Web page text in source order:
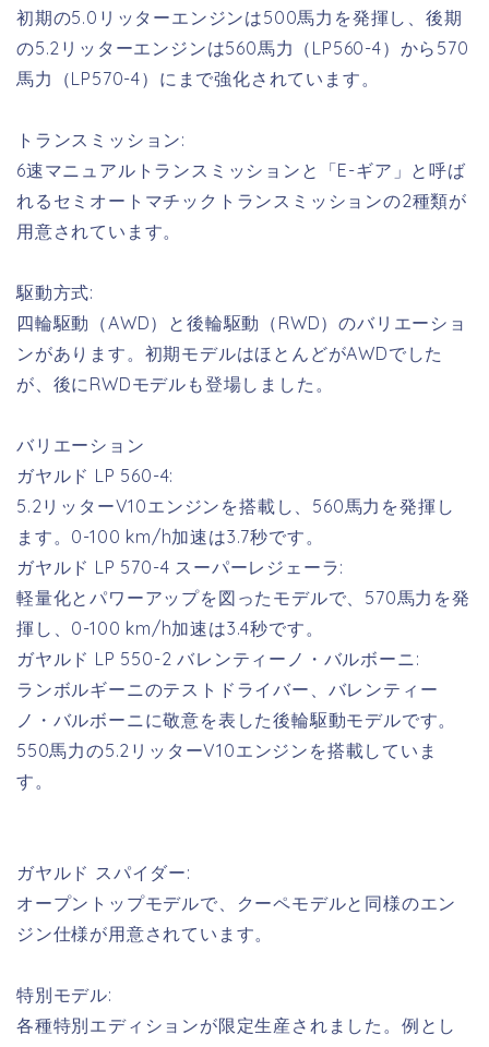
初期の5.0リッターエンジンは500馬力を発揮し、後期
の5.2リッターエンジンは560馬力（LP560-4）から570
馬力（LP570-4）にまで強化されています。
トランスミッション:
6速マニュアルトランスミッションと「E-ギア」と呼ば
れるセミオートマチックトランスミッションの2種類が
用意されています。
駆動方式:
四輪駆動（AWD）と後輪駆動（RWD）のバリエーショ
ンがあります。初期モデルはほとんどがAWDでした
が、後にRWDモデルも登場しました。
バリエーション
ガヤルド LP 560-4:
5.2リッターV10エンジンを搭載し、560馬力を発揮し
ます。0-100 km/h加速は3.7秒です。
ガヤルド LP 570-4 スーパーレジェーラ:
軽量化とパワーアップを図ったモデルで、570馬力を発
揮し、0-100 km/h加速は3.4秒です。
ガヤルド LP 550-2 バレンティーノ・バルボーニ:
ランボルギーニのテストドライバー、バレンティー
ノ・バルボーニに敬意を表した後輪駆動モデルです。
550馬力の5.2リッターV10エンジンを搭載していま
す。
ガヤルド スパイダー:
オープントップモデルで、クーペモデルと同様のエン
ジン仕様が用意されています。
特別モデル:
各種特別エディションが限定生産されました。例とし